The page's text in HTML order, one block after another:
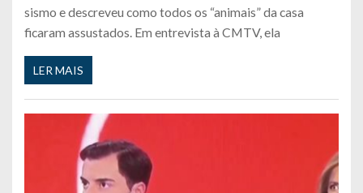
sismo e descreveu como todos os “animais” da casa
ficaram assustados. Em entrevista à CMTV, ela
LER MAIS